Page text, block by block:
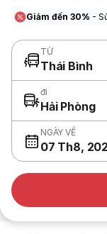
Giảm đến 30% -
TỪ
Thái Bình
đi
Hải Phòng
NGÀY VỀ
07 Th8,